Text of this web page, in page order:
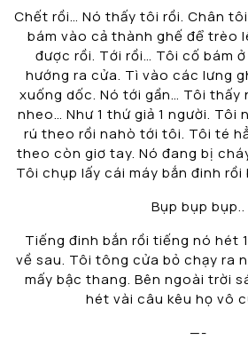
Chết rồi… Nó thấy tôi rồi. Chân
bám vào cả thành ghế để trèo
được rồi. Tới rồi… Tôi cố bám
hướng ra cửa. Tì vào các lưng
xuống dốc. Nó tới gần… Tôi thấy
nheo… Như 1 thứ giả 1 người. Tôi
rú theo rồi nahò tới tôi. Tôi té
theo còn giơ tay. Nó đang bị
Tôi chụp lấy cái máy bắn đinh rồi
Bụp bụp bụp..
Tiếng đinh bắn rồi tiếng nó hét
về sau. Tôi tông cửa bỏ chạy ra
mấy bậc thang. Bên ngoài trời
hét vài câu kêu họ vô
—-